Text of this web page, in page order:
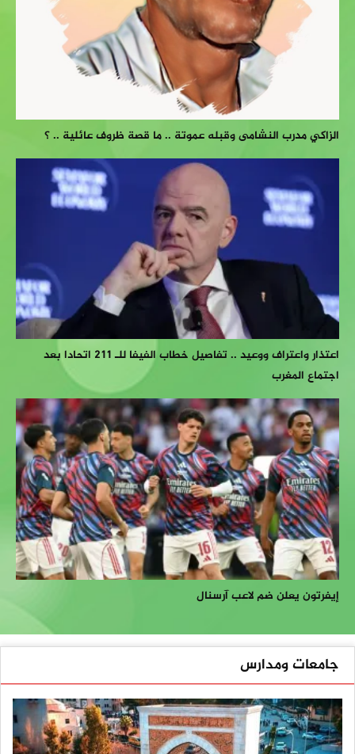
الزاكي مدرب النشامى وقبله عموتة .. ما قصة ظروف عائلية .. ؟
اعتذار واعتراف ووعيد .. تفاصيل خطاب الفيفا للـ 211 اتحادا بعد
اجتماع المغرب
إيفرتون يعلن ضم لاعب آرسنال
جامعات ومدارس